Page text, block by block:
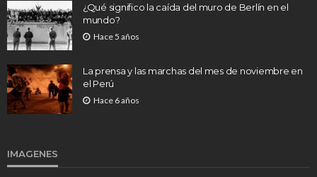
¿Qué significo la caída del muro de Berlín en el
mundo?
Hace 5 años
La prensa y las marchas del mes de noviembre en
el Perú
Hace 6 años
IMAGENES